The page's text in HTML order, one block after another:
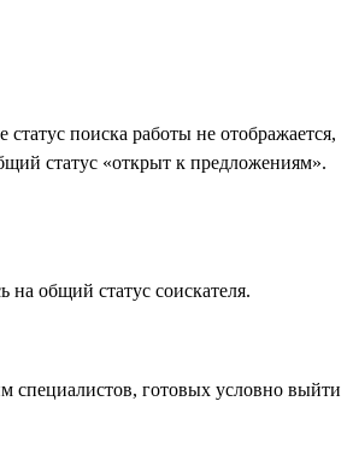
поиска работы не отображается,
статус «открыт к предложениям».
общий статус соискателя.
готовых условно выйти